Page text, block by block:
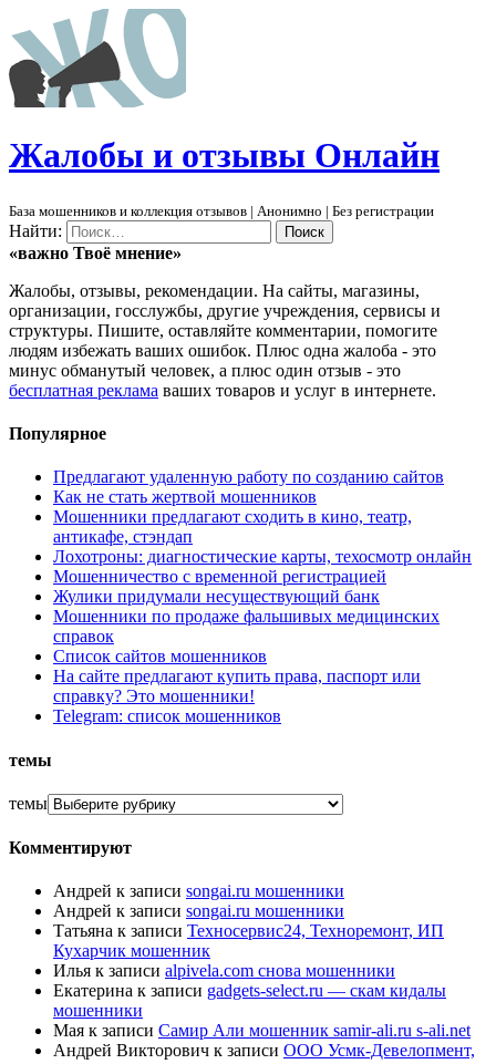
Жалобы и отзывы Онлайн
База мошенников и коллекция отзывов | Анонимно | Без регистрации
Найти:
«важно Твоё мнение»
Жалобы, отзывы, рекомендации. На сайты, магазины,
организации, госслужбы, другие учреждения, сервисы и
структуры. Пишите, оставляйте комментарии, помогите
людям избежать ваших ошибок. Плюс одна жалоба - это
минус обманутый человек, а плюс один отзыв - это
бесплатная реклама ваших товаров и услуг в интернете.
Популярное
Предлагают удаленную работу по созданию сайтов
Как не стать жертвой мошенников
Мошенники предлагают сходить в кино, театр,
антикафе, стэндап
Лохотроны: диагностические карты, техосмотр онлайн
Мошенничество с временной регистрацией
Жулики придумали несуществующий банк
Мошенники по продаже фальшивых медицинских
справок
Список сайтов мошенников
На сайте предлагают купить права, паспорт или
справку? Это мошенники!
Telegram: список мошенников
темы
темы
Комментируют
Андрей к записи songai.ru мошенники
Андрей к записи songai.ru мошенники
Татьяна к записи Техносервис24, Техноремонт, ИП
Кухарчик мошенник
Илья к записи alpivela.com снова мошенники
Екатерина к записи gadgets-select.ru — скам кидалы
мошенники
Мая к записи Самир Али мошенник samir-ali.ru s-ali.net
Андрей Викторович к записи ООО Усмк-Девелопмент,